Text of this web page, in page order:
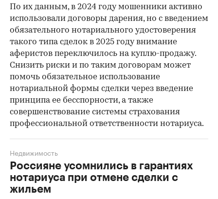
По их данным, в 2024 году мошенники активно
использовали договоры дарения, но с введением
обязательного нотариального удостоверения
такого типа сделок в 2025 году внимание
аферистов переключилось на куплю-продажу.
Снизить риски и по таким договорам может
помочь обязательное использование
нотариальной формы сделки через введение
принципа ее бесспорности, а также
совершенствование системы страхования
профессиональной ответственности нотариуса.
Россияне усомнились в гарантиях
нотариуса при отмене сделки с
жильем
Недвижимость